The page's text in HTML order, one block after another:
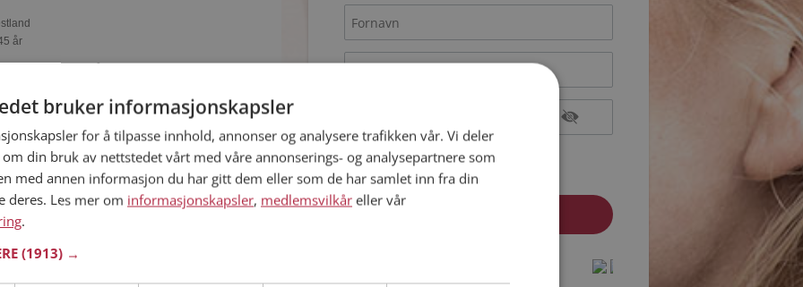
år
et fotoalbum på Møteplassen? Bli medlem og
år
på Møteplassen, slik at du kan finne ut alt
Jeg akseptererMedlemsvilkårene
Jeg akseptererPersonvernreglene
reCAPTCHA
reCAPTCHA
bruker informasjonskapsler
for å tilpasse innhold, annonser og analysere trafikken vår. Vi deler
din bruk av nettstedet vårt med våre annonserings- og analysepartnere som
med annen informasjon du har gitt dem eller som de har samlet inn fra din
deres. Les mer om informasjonskapsler, medlemsvilkår eller vår
.
(1913) →